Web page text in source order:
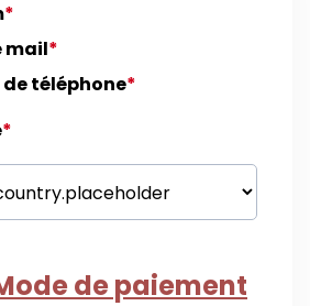
*
mail*
téléphone*
*
Mode de paiement